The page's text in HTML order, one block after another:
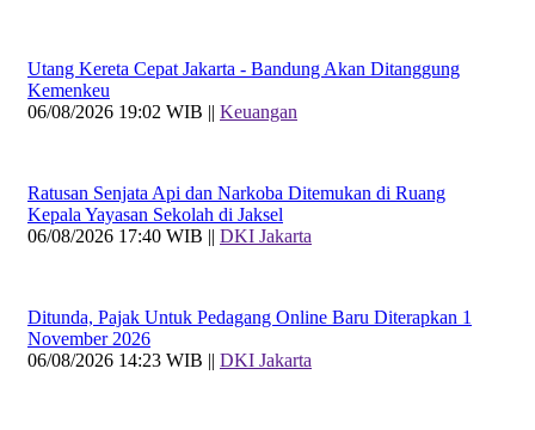
Utang Kereta Cepat Jakarta - Bandung Akan Ditanggung
Kemenkeu
06/08/2026 19:02 WIB || Keuangan
Ratusan Senjata Api dan Narkoba Ditemukan di Ruang
Kepala Yayasan Sekolah di Jaksel
06/08/2026 17:40 WIB || DKI Jakarta
Ditunda, Pajak Untuk Pedagang Online Baru Diterapkan 1
November 2026
06/08/2026 14:23 WIB || DKI Jakarta